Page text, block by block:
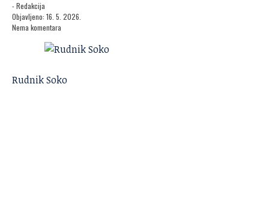
- Redakcija
Objavljeno: 16. 5. 2026.
Nema komentara
Rudnik Soko